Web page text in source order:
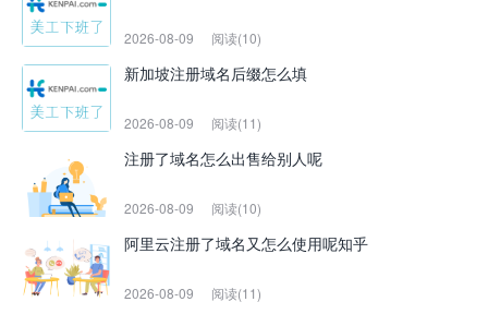
2026-08-09 阅读(10)
新加坡注册域名后缀怎么填
2026-08-09 阅读(11)
注册了域名怎么出售给别人呢
2026-08-09 阅读(10)
阿里云注册了域名又怎么使用呢知乎
2026-08-09 阅读(11)